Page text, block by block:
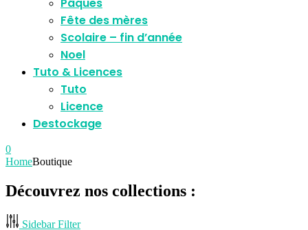
Fête des mères
Scolaire – fin d’année
Noel
Tuto & Licences
Tuto
Licence
Destockage
0
HomeBoutique
Découvrez nos collections :
Sidebar Filter